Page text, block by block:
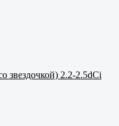
звездочкой) 2.2-2.5dCi